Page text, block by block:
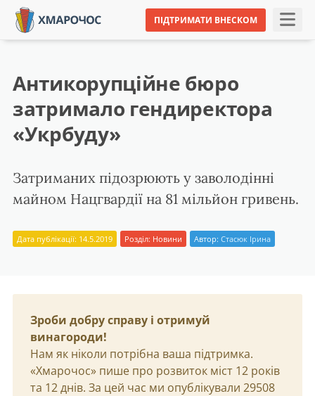
ПІДТРИМАТИ ВНЕСКОМ
Антикорупційне бюро
затримало гендиректора
«Укрбуду»
Затриманих підозрюють у заволодінні
майном Нацгвардії на 81 мільйон гривень.
Дата публікації: 14.5.2019 Розділ: Новини Автор: Стасюк Ірина
Зроби добру справу і отримуй
винагороди!
Нам як ніколи потрібна ваша підтримка.
«Хмарочос» пише про розвиток міст 12 років
та 12 днів. За цей час ми опублікували 29508